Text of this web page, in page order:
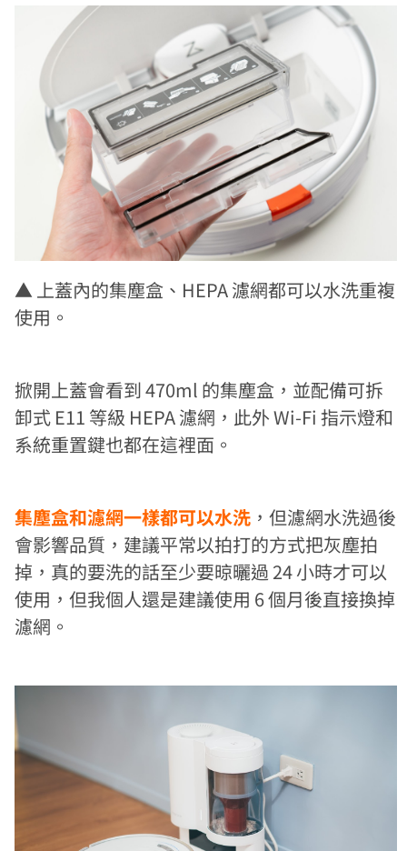
▲ 上蓋內的集塵盒、HEPA 濾網都可以水洗重複
使用。
掀開上蓋會看到 470ml 的集塵盒，並配備可拆
卸式 E11 等級 HEPA 濾網，此外 Wi-Fi 指示燈和
系統重置鍵也都在這裡面。
集塵盒和濾網一樣都可以水洗 ，但濾網水洗過後
會影響品質，建議平常以拍打的方式把灰塵拍
掉，真的要洗的話至少要晾曬過 24 小時才可以
使用，但我個人還是建議使用 6 個月後直接換掉
濾網。